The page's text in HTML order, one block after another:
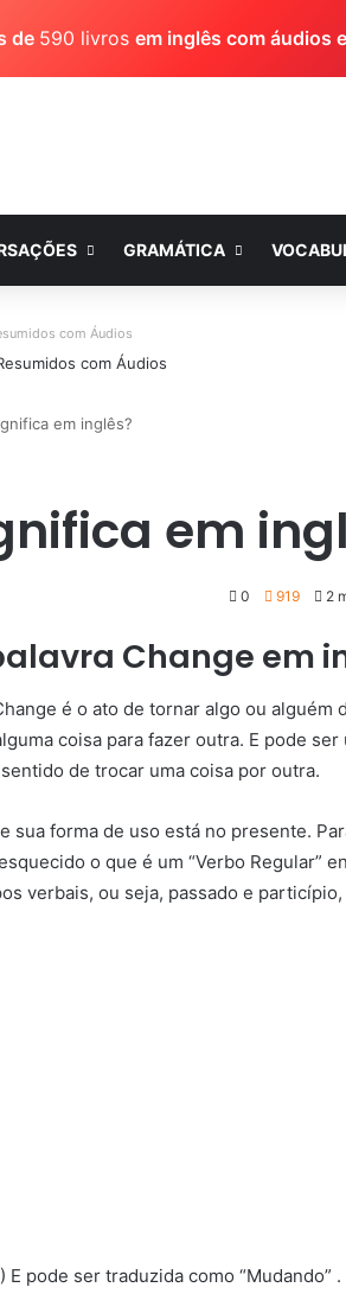
de 590 livros em inglês com áudios
GRAMÁTICA
com Áudios
em inglês?
em
0 919 2
Change em
é o ato de tornar algo ou alguém
coisa para fazer outra. E pode ser
de trocar uma coisa por outra.
sua forma de uso está no presente.
o que é um “Verbo Regular”
verbais, ou seja, passado e particípio,
) E pode ser traduzida como “Mudando” .